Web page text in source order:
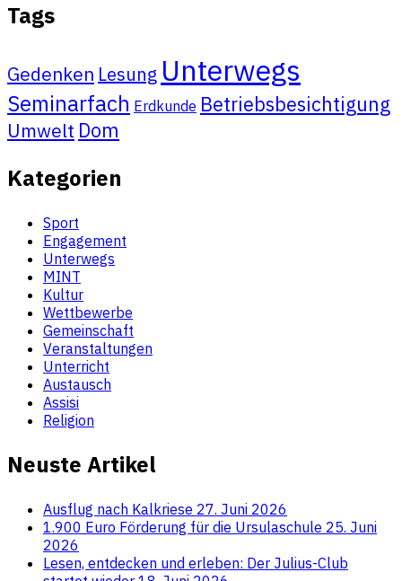
Tags
Gedenken Lesung Unterwegs
Seminarfach Erdkunde Betriebsbesichtigung
Umwelt Dom
Kategorien
Sport
Engagement
Unterwegs
MINT
Kultur
Wettbewerbe
Gemeinschaft
Veranstaltungen
Unterricht
Austausch
Assisi
Religion
Neuste Artikel
Ausflug nach Kalkriese 27. Juni 2026
1.900 Euro Förderung für die Ursulaschule 25. Juni
2026
Lesen, entdecken und erleben: Der Julius-Club